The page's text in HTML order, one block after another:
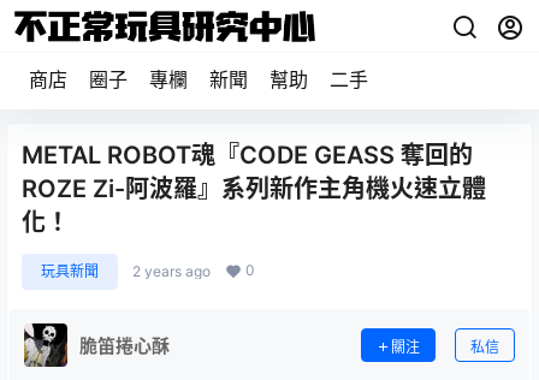
商店 圈子 專欄 新聞 幫助 二手
METAL ROBOT魂『CODE GEASS 奪回的
ROZE Zi-阿波羅』系列新作主角機火速立體
化！
玩具新聞 2 years ago 0
脆笛捲心酥 關注 私信